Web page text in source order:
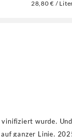
28,80 € /
wurde. Und
ganzer Linie.